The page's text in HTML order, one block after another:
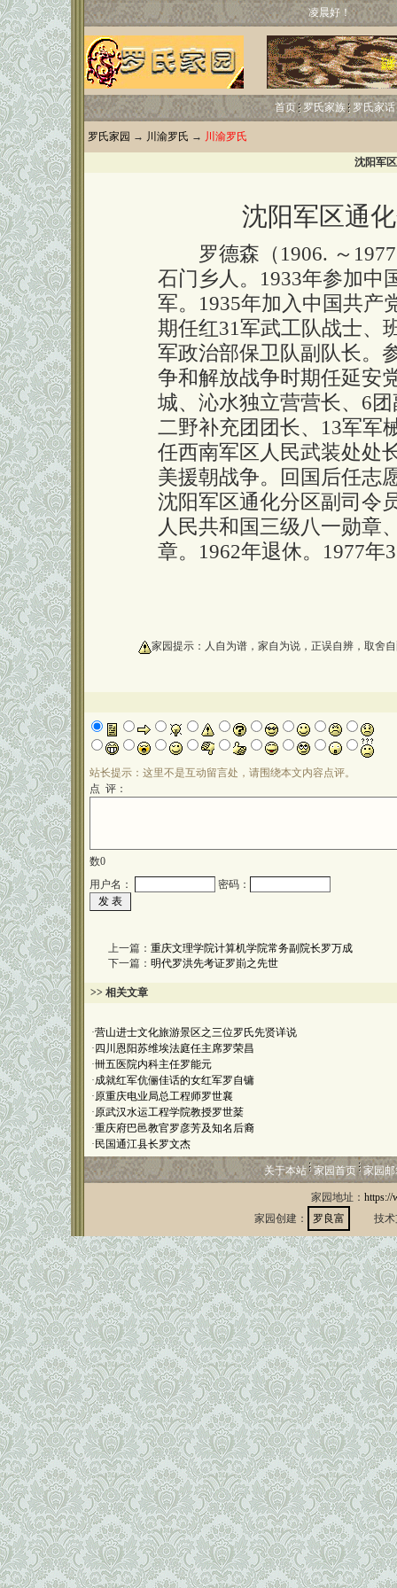
凌晨好！
首页 罗氏家族 罗氏家话
罗氏家园 → 川渝罗氏 → 川渝罗氏
沈阳军
沈阳军区通
罗德森（1906. ～
石门乡人。1933年参加中
军。1935年加入中国共产
期任红31军武工队战士、
军政治部保卫队副队长。
争和解放战争时期任延安
城、沁水独立营营长、6
二野补充团团长、13军军
任西南军区人民武装处处
美援朝战争。回国后任志
沈阳军区通化分区副司令
人民共和国三级八一勋章
章。1962年退休。1977年
家园提示：人自为谱，家自为说，正误自辨，取舍
站长提示：这里不是互动留言处，请围绕本文内容点评。
点 评：
数0
用户名：
密码：
上一篇： 重庆文理学院计算机学院常务副院长罗万成
下一篇： 明代罗洪先考证罗崱之先世
>> 相关文章
·营山进士文化旅游景区之三位罗氏先贤详说
· 四川恩阳苏维埃法庭任主席罗荣昌
·卌五医院内科主任罗能元
·成就红军伉俪佳话的女红军罗自镛
·原重庆电业局总工程师罗世襄
·原武汉水运工程学院教授罗世棻
·重庆府巴邑教官罗彦芳及知名后裔
· 民国通江县长罗文杰
关于本站 家园首页 家园
家园地址： https://
家园创建：
罗良富 技术